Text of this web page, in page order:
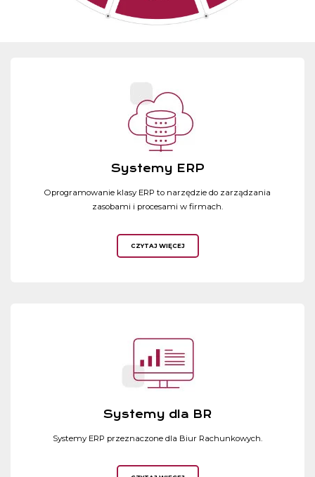
Systemy ERP
Oprogramowanie klasy ERP to narzędzie do zarządzania
zasobami i procesami w firmach.
CZYTAJ WIĘCEJ
Systemy dla BR
Systemy ERP przeznaczone dla Biur Rachunkowych.